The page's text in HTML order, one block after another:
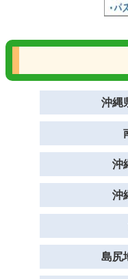
沖縄
沖
沖
島尻